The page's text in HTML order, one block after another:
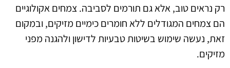
רק נראים טוב, אלא גם תורמים לסביבה. צמחים אקולוגיים
הם צמחים המגודלים ללא חומרים כימיים מזיקים, ובמקום
זאת, נעשה שימוש בשיטות טבעיות לדישון ולהגנה מפני
מזיקים.